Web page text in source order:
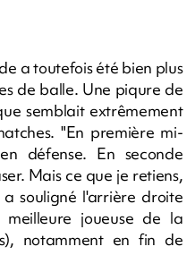
a toutefois été bien plus
de balle. Une piqure de
semblait extrêmement
"En première mi-
défense. En seconde
Mais ce que je retiens,
souligné l'arrière droite
joueuse de la
notamment en fin de